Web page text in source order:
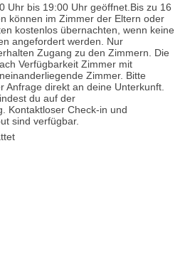
Uhr bis 19:00 Uhr geöffnet.Bis zu 16
können im Zimmer der Eltern oder
kostenlos übernachten, wenn keine
angefordert werden. Nur
Zugang zu den Zimmern. Die
Verfügbarkeit Zimmer mit
Zimmer. Bitte
Anfrage direkt an deine Unterkunft.
du auf der
Kontaktloser Check-in und
sind verfügbar.